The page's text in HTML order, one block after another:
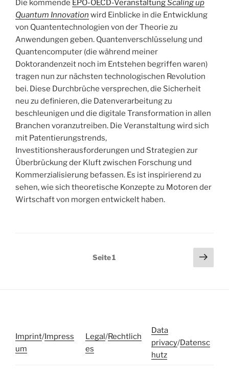
Die kommende EPO-OECD-VeranstaltungScaling up
Quantum Innovation wird Einblicke in die Entwicklung
von Quantentechnologien von der Theorie zu
Anwendungen geben. Quantenverschlüsselung und
Quantencomputer (die während meiner
Doktorandenzeit noch im Entstehen begriffen waren)
tragen nun zur nächsten technologischen Revolution
bei. Diese Durchbrüche versprechen, die Sicherheit
neu zu definieren, die Datenverarbeitung zu
beschleunigen und die digitale Transformation in allen
Branchen voranzutreiben. Die Veranstaltung wird sich
mit Patentierungstrends,
Investitionsherausforderungen und Strategien zur
Überbrückung der Kluft zwischen Forschung und
Kommerzialisierung befassen. Es ist inspirierend zu
sehen, wie sich theoretische Konzepte zu Motoren der
Wirtschaft von morgen entwickelt haben.
Seitennummerierung
Seite1
Imprint/ Impress
um
Legal /Rechtlich
es
Data
privacy/Datensc
hutz